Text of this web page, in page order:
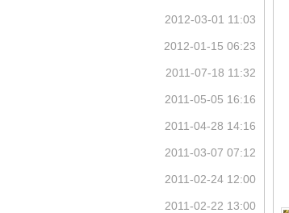
2012-03-01 11:03
2012-01-15 06:23
2011-07-18 11:32
2011-05-05 16:16
2011-04-28 14:16
2011-03-07 07:12
2011-02-24 12:00
2011-02-22 13:00